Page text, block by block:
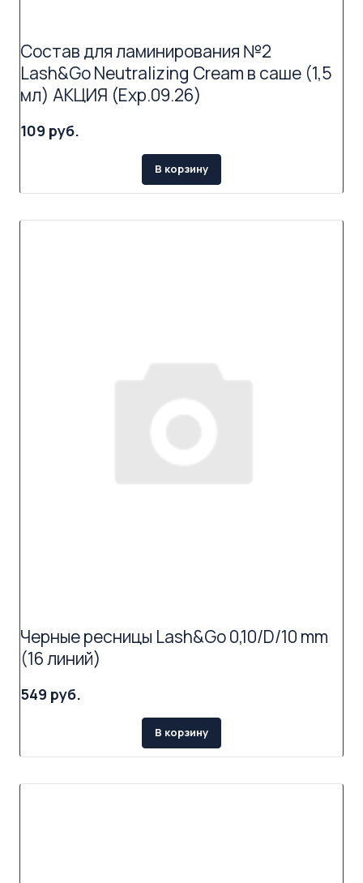
Состав для ламинирования №2
Lash&Go Neutralizing Cream в саше (1,5
мл) АКЦИЯ (Exp.09.26)
109 руб.
В корзину
Черные ресницы Lash&Go 0,10/D/10 mm
(16 линий)
549 руб.
В корзину